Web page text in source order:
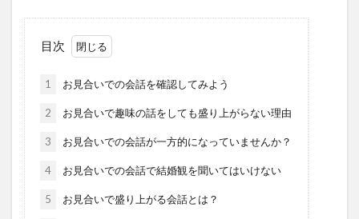
目次
1 お見合いでの会話を確認してみよう
2 お見合いで趣味の話をしても盛り上がらない理由
3 お見合いでの会話が一方的になっていませんか？
4 お見合いでの会話で結婚観を聞いてはいけない
5 お見合いで盛り上がる会話とは？